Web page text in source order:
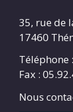
35, rue de
17460
Téléphone
Fax :
Nous